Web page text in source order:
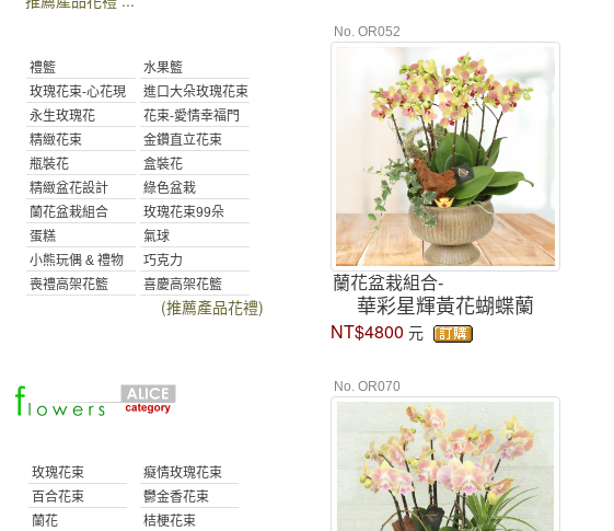
禮籃
水果籃
玫瑰花束-心花現
進口大朵玫瑰花束
永生玫瑰花
花束-愛情幸福門
精緻花束
金鑽直立花束
瓶裝花
盒裝花
精緻盆花設計
綠色盆栽
蘭花盆栽組合
玫瑰花束99朵
蛋糕
氣球
小熊玩偶 & 禮物
巧克力
喪禮高架花籃
喜慶高架花籃
(推薦產品花禮)
玫瑰花束
癡情玫瑰花束
百合花束
鬱金香花束
蘭花
桔梗花束
No. OR052
蘭花盆栽組合-
華彩星輝黃花蝴蝶蘭
NT$4800 元
No. OR070